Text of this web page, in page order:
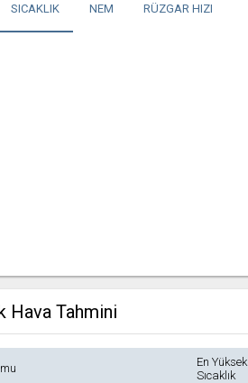
SICAKLIK NEM RÜZGAR HIZI
Hava Tahmini
En Yüksek
Sıcaklık